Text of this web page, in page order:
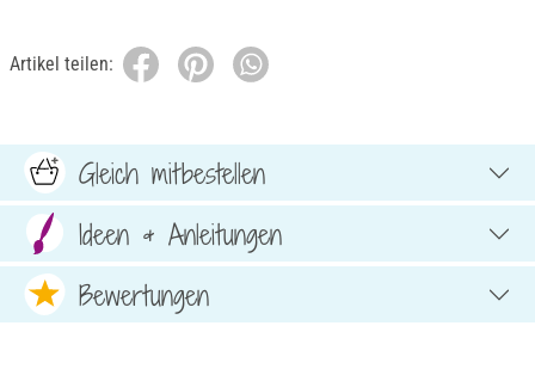
Artikel teilen:
Gleich mitbestellen
Ideen & Anleitungen
Bewertungen